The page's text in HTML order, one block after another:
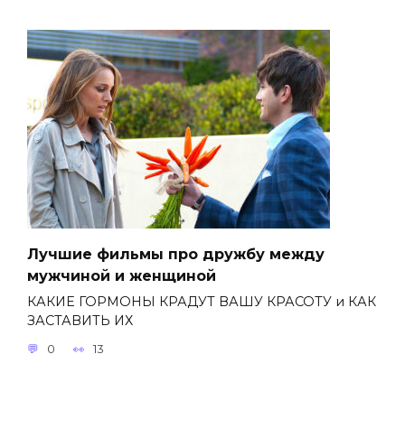
Лучшие фильмы про дружбу между
мужчиной и женщиной
КАКИЕ ГОРМОНЫ КРАДУТ ВАШУ КРАСОТУ и КАК
ЗАСТАВИТЬ ИХ
0 13